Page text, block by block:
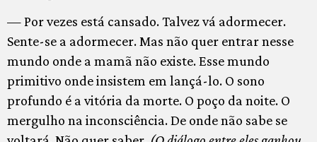
— Por vezes está cansado. Talvez vá adormecer.
Sente-se a adormecer. Mas não quer entrar nesse
mundo onde a mamã não existe. Esse mundo
primitivo onde insistem em lançá-lo. O sono
profundo é a vitória da morte. O poço da noite. O
mergulho na inconsciência. De onde não sabe se